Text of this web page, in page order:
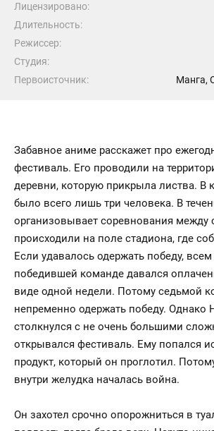
Лицензировано:
Длительность:
Режиссер:
Студия:
Первоисточник:
Манга,
Забавное аниме расскажет про
фестиваль. Его проводили на
деревни, которую прикрыла листва. В
было всего лишь три человека. В
организовывает соревнования между
происходили на поле стадиона, где
Если удавалось одержать победу,
победившей команде давался
виде одной недели. Потому седьмой
непременно одержать победу. Однако
столкнулся с не очень большими
открывался фестиваль. Ему попался
продукт, который он проглотил.
внутри желудка началась война.
Он захотел срочно опорожниться в